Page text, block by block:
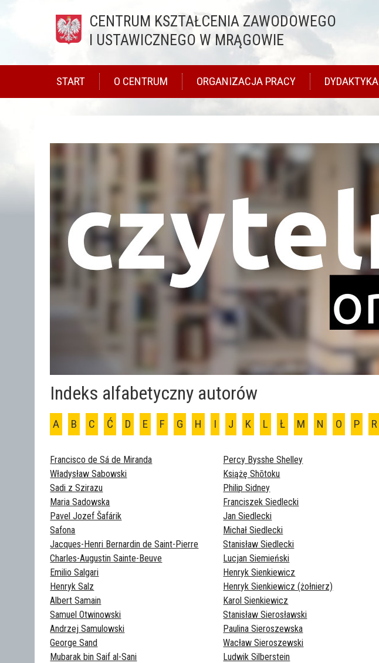
CENTRUM KSZTAŁCENIA ZAWODOWEGO
I USTAWICZNEGO W MRĄGOWIE
START O CENTRUM ORGANIZACJA PRACY DYDAKTYKA
Indeks alfabetyczny autorów
A B C Ć D E F G H I J K L Ł M N O P R
Francisco de Sá de Miranda
Władysław Sabowski
Sadi z Szirazu
Maria Sadowska
Pavel Jozef Šafárik
Safona
Jacques-Henri Bernardin de Saint-Pierre
Charles-Augustin Sainte-Beuve
Emilio Salgari
Henryk Salz
Albert Samain
Samuel Otwinowski
Andrzej Samulowski
George Sand
Mubarak bin Saif al-Sani
Percy Bysshe Shelley
Książę Shōtoku
Philip Sidney
Franciszek Siedlecki
Jan Siedlecki
Michał Siedlecki
Stanisław Siedlecki
Lucjan Siemieński
Henryk Sienkiewicz
Henryk Sienkiewicz (żołnierz)
Karol Sienkiewicz
Stanisław Sierosławski
Paulina Sieroszewska
Wacław Sieroszewski
Ludwik Silberstein